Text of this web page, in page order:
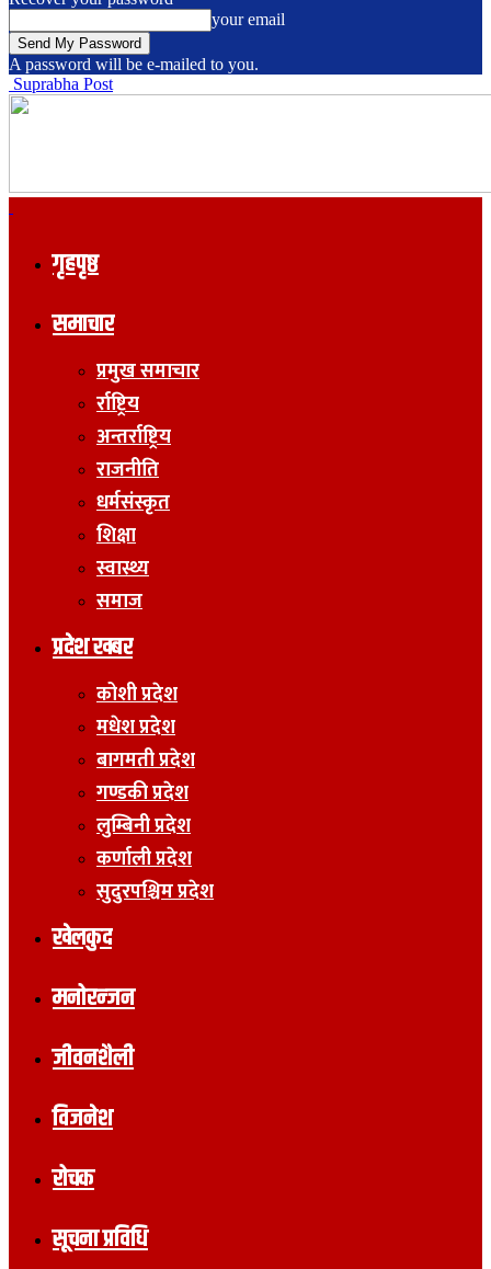
your email
A password will be e-mailed to you.
Suprabha Post
गृहपृष्ठ
समाचार
प्रमुख समाचार
र्राष्ट्रिय
अन्तर्राष्ट्रिय
राजनीति
धर्मसंस्कृत
शिक्षा
स्वास्थ्य
समाज
प्रदेश खबर
कोशी प्रदेश
मधेश प्रदेश
बागमती प्रदेश
गण्डकी प्रदेश
लुम्बिनी प्रदेश
कर्णाली प्रदेश
सुदुरपश्चिम प्रदेश
खेलकुद
मनोरन्जन
जीवनशैली
विजनेश
रोचक
सूचना प्रविधि